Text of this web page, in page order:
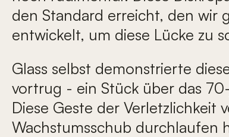
den Standard erreicht, den wir
entwickelt, um diese Lücke zu
Glass selbst demonstrierte
vortrug - ein Stück über das
Diese Geste der Verletzlichkeit
Wachstumsschub durchlaufen